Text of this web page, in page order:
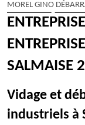
MOREL GINO
SALMAISE
Vidage et
industriels à